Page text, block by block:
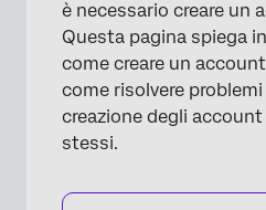
Problemi di accesso
Reimpostazioni
Eliminazione dell’account
Più account con lo
Istruzioni speciali per gli
è necessario creare un
Questa pagina spiega
come creare un
come risolvere
creazione degli
stessi.